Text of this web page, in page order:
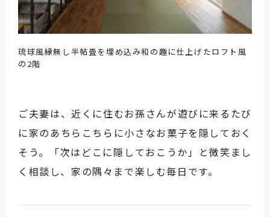
琉球風縁無し半帖畳を埋め込み和の趣に仕上げたロフト風
の2階
ご夫妻は、近くに住むお孫さんが遊びに来るたび
に家のあちらこちらに小さなお菓子を隠しておく
そう。「次はどこに隠しておこうか」と微笑まし
く相談し、家の隅々まで楽しむ毎日です。